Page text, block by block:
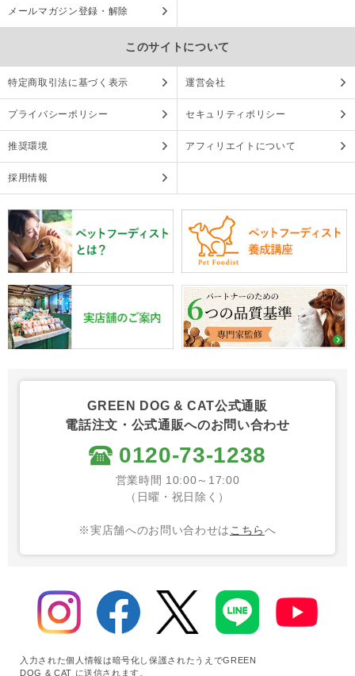
メールマガジン登録・解除
このサイトについて
特定商取引法に基づく表示 運営会社
プライバシーポリシー セキュリティポリシー
推奨環境 アフィリエイトについて
採用情報
GREEN DOG & CAT公式通販
電話注文・公式通販へのお問い合わせ
0120-73-1238
営業時間 10:00～17:00
（日曜・祝日除く）
※実店舗へのお問い合わせは こちらへ
入力された個人情報は暗号化し保護されたうえでGREEN
DOG & CAT に送信されます。